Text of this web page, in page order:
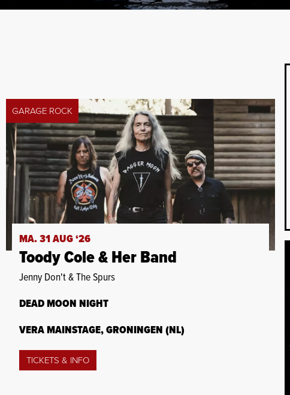
GARAGE ROCK
MA. 31 AUG ‘26
Toody Cole & Her Band
Jenny Don't & The Spurs
DEAD MOON NIGHT
VERA MAINSTAGE, GRONINGEN (NL)
TICKETS & INFO